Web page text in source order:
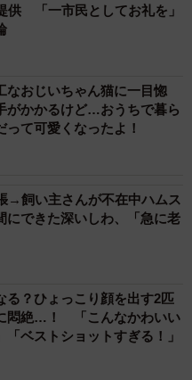
供 「一市民としてお礼を」
なおじいちゃん猫に一目惚
かかるけど…おうちで暮ら
て可愛くなったよ！
→飼い主さんが不在中ハムス
できた深いしわ、「急に老
る？ひょっこり顔を出す2匹
悶絶…！ 「こんなかわいい
ベストショットすぎる！」